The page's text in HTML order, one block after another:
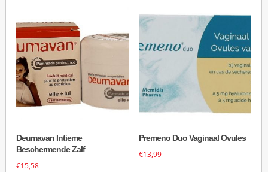
Deumavan Intieme
Beschermende Zalf
€15,58
Premeno Duo Vaginaal Ovules
€13,99